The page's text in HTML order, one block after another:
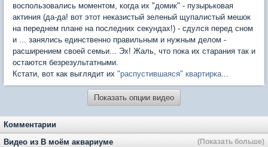
воспользовались моментом, когда их "домик" - пузырьковая
актиния (да-да! вот этот неказистый зеленый щупалистый мешок
на переднем плане на последних секундах!) - сдулся перед сном
и ... занялись единственно правильным и нужным делом -
расширением своей семьи... Эх! Жаль, что пока их старания так и
остаются безрезультатными.
Кстати, вот как выглядит их "распустившаяся" квартирка
Показать опции видео
Комментарии
Видео из В моём аквариуме
(Показать больше)